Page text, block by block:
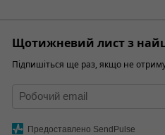
Щотижневий лист з
Підпишіться ще раз, якщо не
Предоставлено SendPulse